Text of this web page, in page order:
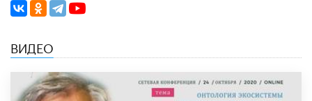
ВИДЕО